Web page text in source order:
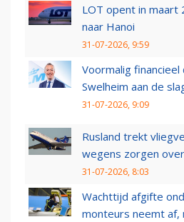
LOT opent in maart
naar Hanoi
31-07-2026, 9:59
Voormalig
Swelheim aan de
31-07-2026, 9:09
Rusland trekt
wegens zorgen
31-07-2026, 8:03
Wachttijd afgifte
monteurs neemt